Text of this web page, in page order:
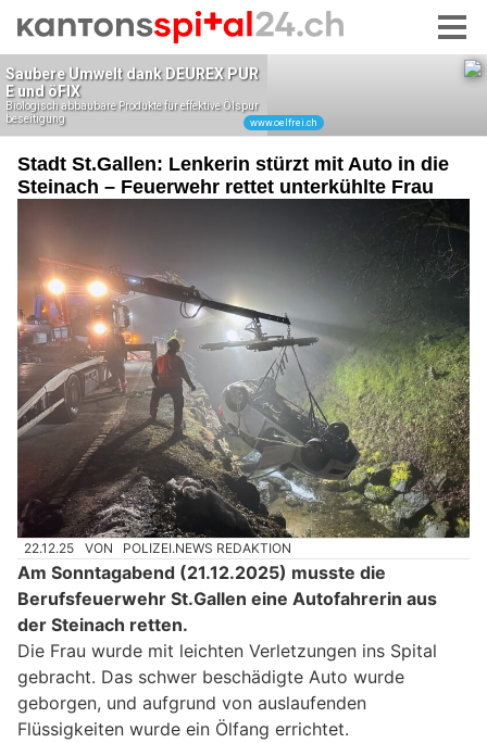
Stadt St.Gallen: Lenkerin stürzt mit Auto in die
Steinach – Feuerwehr rettet unterkühlte Frau
22.12.25 VON POLIZEI.NEWS REDAKTION
Am Sonntagabend (21.12.2025) musste die
Berufsfeuerwehr St.Gallen eine Autofahrerin aus
der Steinach retten.
Die Frau wurde mit leichten Verletzungen ins Spital
gebracht. Das schwer beschädigte Auto wurde
geborgen, und aufgrund von auslaufenden
Flüssigkeiten wurde ein Ölfang errichtet.